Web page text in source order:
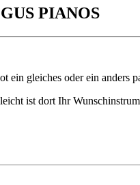
PIANOS
ein gleiches oder ein anders
ist dort Ihr